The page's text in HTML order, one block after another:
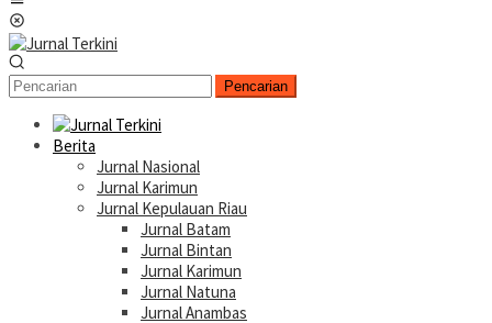
Pencarian
Berita
Jurnal Nasional
Jurnal Karimun
Jurnal Kepulauan Riau
Jurnal Batam
Jurnal Bintan
Jurnal Karimun
Jurnal Natuna
Jurnal Anambas